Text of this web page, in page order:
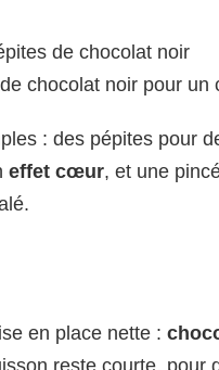
de chocolat noir
chocolat noir pour
: des pépites pour
effet cœur, et une
en place nette :